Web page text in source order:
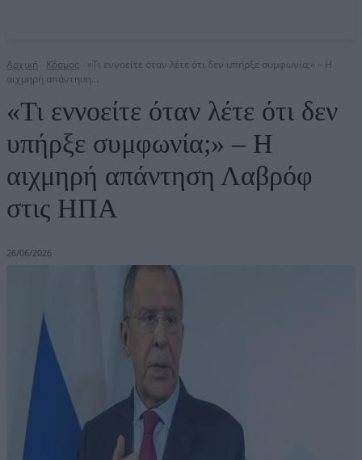
Αρχική Κόσμος
«Τι εννοείτε όταν λέτε ότι δεν υπήρξε συμφωνία;» – Η
αιχμηρή απάντηση...
«Τι εννοείτε όταν λέτε ότι δεν
υπήρξε συμφωνία;» – Η
αιχμηρή απάντηση Λαβρόφ
στις ΗΠΑ
26/06/2026